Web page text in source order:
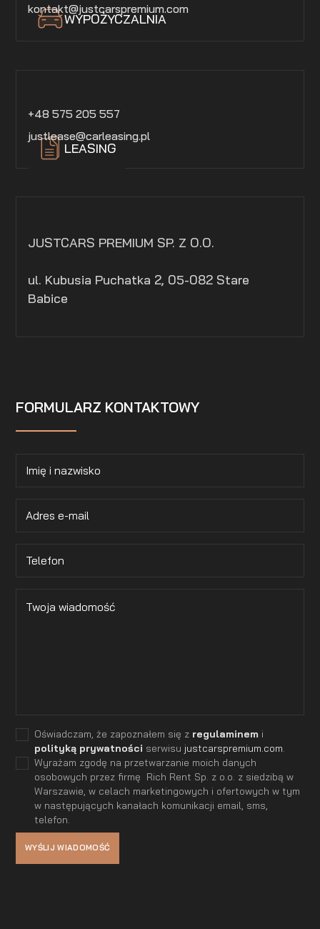
WYPOŻYCZALNIA
kontakt@justcarspremium.com
LEASING
+48 575 205 557
justlease@carleasing.pl
JUSTCARS PREMIUM SP. Z O.O.
ul. Kubusia Puchatka 2, 05-082 Stare
Babice
FORMULARZ KONTAKTOWY
Oświadczam, że zapoznałem się z regulaminem i
polityką prywatności serwisu justcarspremium.com
Wyrażam zgodę na przetwarzanie moich danych
osobowych przez firmę Rich Rent Sp. z o.o. z siedzibą w
Warszawie, w celach marketingowych i ofertowych w tym
w następujących kanałach komunikacji email, sms,
telefon.